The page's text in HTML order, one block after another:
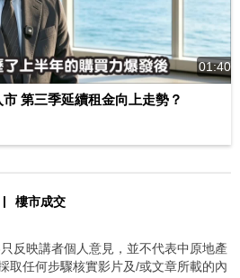
01:40
第三季延續租金向上走勢？
|
樓市成交
反映講者個人意見，並不代表中原地產
取任何步驟核實影片及/或文章所載的內